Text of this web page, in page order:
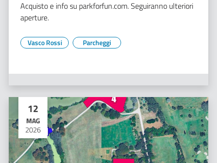
Acquisto e info su parkforfun.com. Seguiranno ulteriori
aperture.
Vasco Rossi Parcheggi
12
MAG
2026